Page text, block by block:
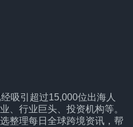
吸引超过15,000位出海人
、行业巨头、投资机构等。
整理每日全球跨境资讯，帮